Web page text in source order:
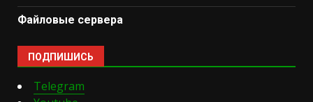
Файловые сервера
ПОДПИШИСЬ
Telegram